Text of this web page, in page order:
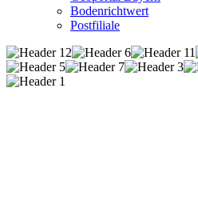
Bodenrichtwert
Postfiliale